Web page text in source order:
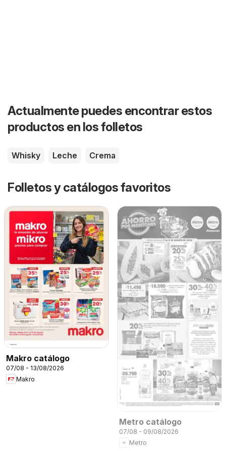
Actualmente puedes encontrar estos
productos en los folletos
Whisky Leche Crema
Folletos y catálogos favoritos
Makro catálogo
07/08 - 13/08/2026
Makro
Metro catálogo
07/08 - 09/08/2026
Metro